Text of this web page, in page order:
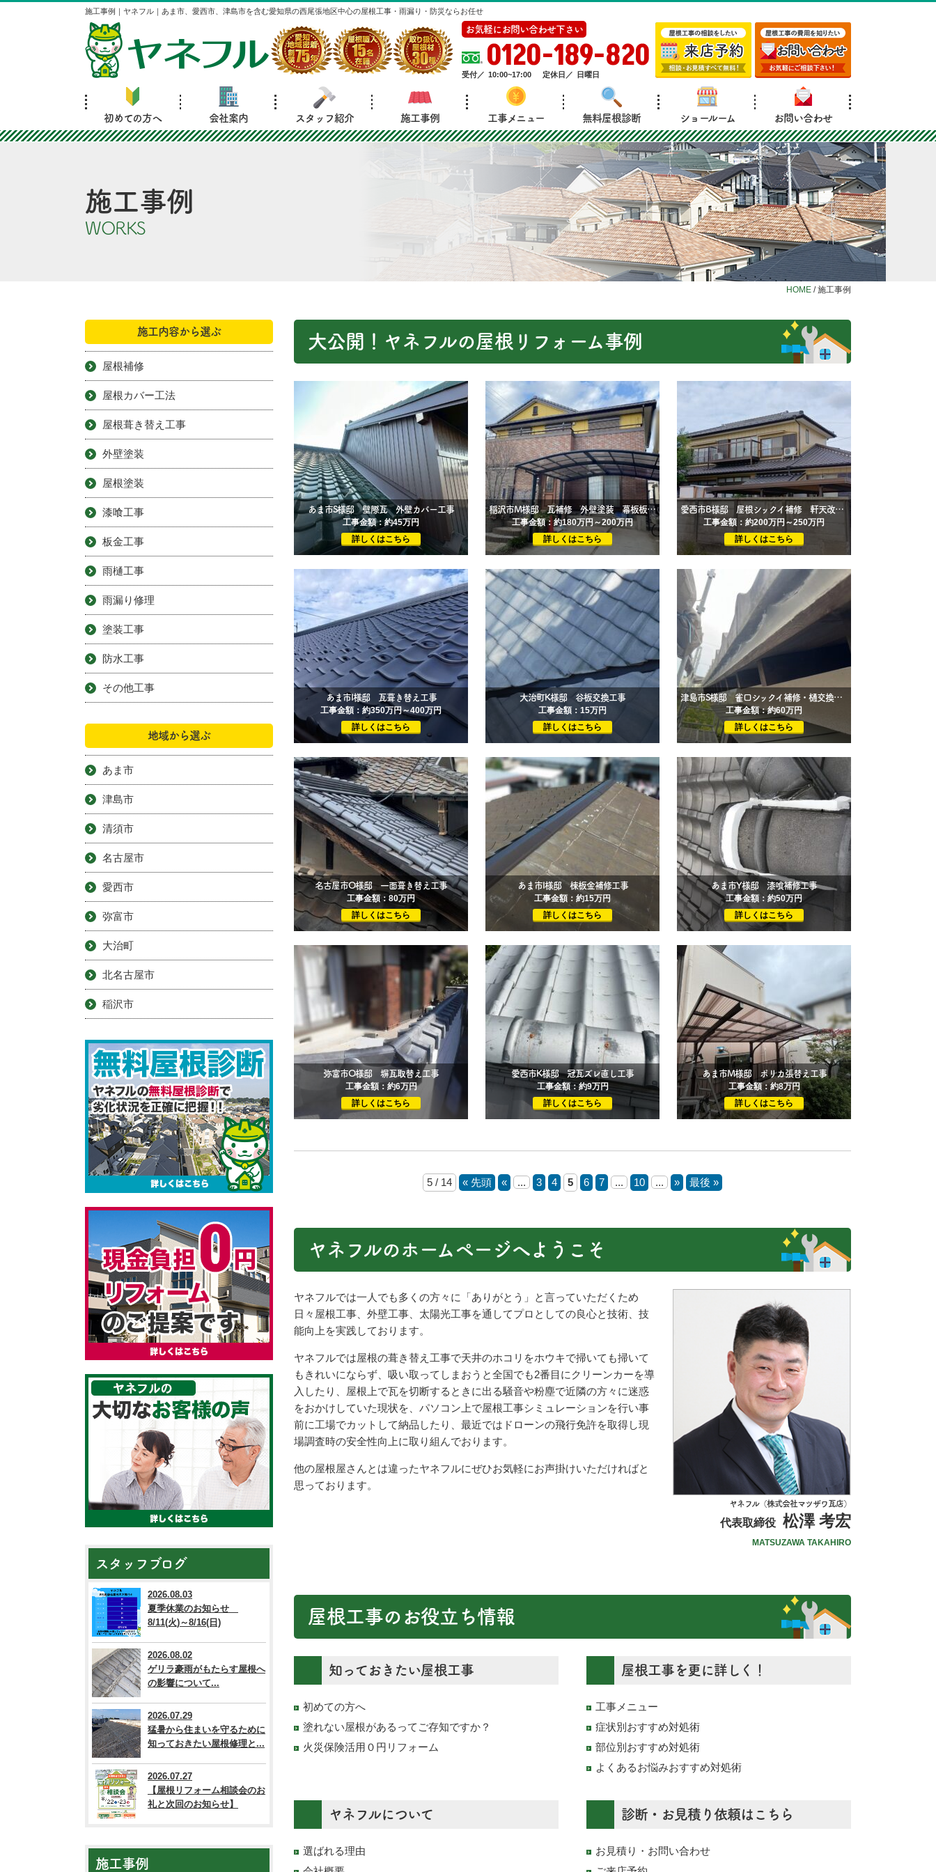
施工事例｜ヤネフル｜あま市、愛西市、津島市を含む愛知県の西尾張地区中心の屋根工事・雨漏り・防災ならお任せ
お気軽にお問い合わせ下さい
0120-189-820
受付／ 10:00~17:00 定休日／ 日曜日
初めての方へ 会社案内 スタッフ紹介 施工事例 工事メニュー 無料屋根診断 ショールーム お問い合わせ
施工事例
WORKS
HOME /施工事例
大公開！ヤネフルの屋根リフォーム事例
あま市S様邸 壁際瓦 外壁カバー工事
工事金額：約45万円
詳しくはこちら
稲沢市M様邸 瓦補修 外壁塗装 幕板板金巻き バルコニー防水工事
工事金額：約180万円～200万円
詳しくはこちら
愛西市B様邸 屋根シックイ補修 軒天改修 外壁塗装工事
工事金額：約200万円～250万円
詳しくはこちら
あま市I様邸 瓦葺き替え工事
工事金額：約350万円～400万円
詳しくはこちら
大治町K様邸 谷板交換工事
工事金額：15万円
詳しくはこちら
津島市S様邸 雀口シックイ補修・樋交換工事
工事金額：約60万円
詳しくはこちら
名古屋市O様邸 一面葺き替え工事
工事金額：80万円
詳しくはこちら
あま市I様邸 棟板金補修工事
工事金額：約15万円
詳しくはこちら
あま市Y様邸 漆喰補修工事
工事金額：約50万円
詳しくはこちら
弥富市O様邸 塀瓦取替え工事
工事金額：約6万円
詳しくはこちら
愛西市K様邸 冠瓦ズレ直し工事
工事金額：約9万円
詳しくはこちら
あま市M様邸 ポリカ張替え工事
工事金額：約8万円
詳しくはこちら
5 / 14 « 先頭 « ... 3 4 5 6 7 ... 10 ... » 最後 »
ヤネフルのホームページへようこそ
ヤネフル（株式会社マツザワ瓦店）
代表取締役 松澤 考宏
MATSUZAWA TAKAHIRO
ヤネフルでは一人でも多くの方々に「ありがとう」と言っていただくため
日々屋根工事、外壁工事、太陽光工事を通してプロとしての良心と技術、技
能向上を実践しております。
ヤネフルでは屋根の葺き替え工事で天井のホコリをホウキで掃いても掃いて
もきれいにならず、吸い取ってしまおうと全国でも2番目にクリーンカーを導
入したり、屋根上で瓦を切断するときに出る騒音や粉塵で近隣の方々に迷惑
をおかけしていた現状を、パソコン上で屋根工事シミュレーションを行い事
前に工場でカットして納品したり、最近ではドローンの飛行免許を取得し現
場調査時の安全性向上に取り組んでおります。
他の屋根屋さんとは違ったヤネフルにぜひお気軽にお声掛けいただければと
思っております。
屋根工事のお役立ち情報
知っておきたい屋根工事
初めての方へ
塗れない屋根があるってご存知ですか？
火災保険活用０円リフォーム
屋根工事を更に詳しく！
工事メニュー
症状別おすすめ対処術
部位別おすすめ対処術
よくあるお悩みおすすめ対処術
ヤネフルについて
選ばれる理由
診断・お見積り依頼はこちら
お見積り・お問い合わせ
施工内容から選ぶ
屋根補修
屋根カバー工法
屋根葺き替え工事
外壁塗装
屋根塗装
漆喰工事
板金工事
雨樋工事
雨漏り修理
塗装工事
防水工事
その他工事
地域から選ぶ
あま市
津島市
清須市
名古屋市
愛西市
弥富市
大治町
北名古屋市
稲沢市
スタッフブログ
2026.08.03
夏季休業のお知らせ
8/11(火)～8/16(日)
2026.08.02
ゲリラ豪雨がもたらす屋根へ
の影響について...
2026.07.29
猛暑から住まいを守るために
知っておきたい屋根修理と...
2026.07.27
【屋根リフォーム相談会のお
礼と次回のお知らせ】
施工事例